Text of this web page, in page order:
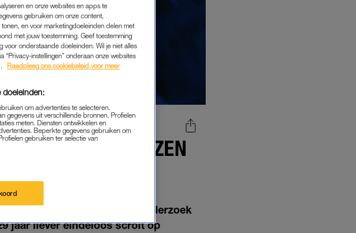
GEN Z’ERS KIEZEN
snel gemaakt. Uit nieuw onderzoek
jaar liever eindeloos scrolt op
en onze websites en apps te
gebruiken om onze content,
en voor marketingdoeleinden delen met
met jouw toestemming. Geef toestemming
voor onderstaande doeleinden. Wil je niet alles
“Privacy-instellingen” onderaan onze websites
Raadpleeg ons cookiebeleid voor meer
doeleinden:
om advertenties te selecteren.
gegevens uit verschillende bronnen. Profielen
meten. Diensten ontwikkelen en
Beperkte gegevens gebruiken om
gebruiken ter selectie van